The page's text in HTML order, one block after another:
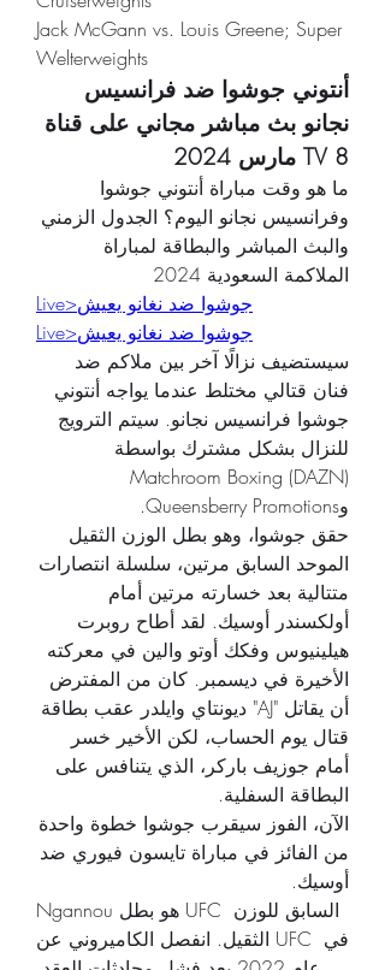
Jack McGann vs. Louis Greene; Super
Welterweights
TV 8 مارس 2024
الملاكمة السعودية 2024
Live>جوشوا ضد نغانو يعيش
Live>جوشوا ضد نغانو يعيش
وQueensberry Promotions.
البطاقة السفلية.
أوسيك.
Ngannou هو بطل UFC السابق للوزن
الثقيل. انفصل الكاميروني عن UFC في